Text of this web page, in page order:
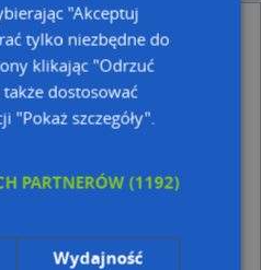
w pobliżu
Wojska Polskiego 41, 76-200
Orlicki, ul. Wojska
51, 76-200 Słupsk
Juliana Tuwima 8b, 76-
"Akceptuj
tylko niezbędne do
klikając "Odrzuć
dostosować
"Pokaż szczegóły".
PARTNERÓW(1192)
Wydajność